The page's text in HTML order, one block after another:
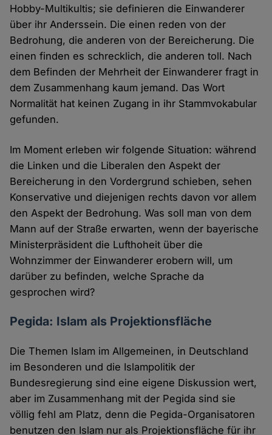
Hobby-Multikultis; sie definieren die Einwanderer
über ihr Anderssein. Die einen reden von der
Bedrohung, die anderen von der Bereicherung. Die
einen finden es schrecklich, die anderen toll. Nach
dem Befinden der Mehrheit der Einwanderer fragt in
dem Zusammenhang kaum jemand. Das Wort
Normalität hat keinen Zugang in ihr Stammvokabular
gefunden.
Im Moment erleben wir folgende Situation: während
die Linken und die Liberalen den Aspekt der
Bereicherung in den Vordergrund schieben, sehen
Konservative und diejenigen rechts davon vor allem
den Aspekt der Bedrohung. Was soll man von dem
Mann auf der Straße erwarten, wenn der bayerische
Ministerpräsident die Lufthoheit über die
Wohnzimmer der Einwanderer erobern will, um
darüber zu befinden, welche Sprache da
gesprochen wird?
Pegida: Islam als Projektionsfläche
Die Themen Islam im Allgemeinen, in Deutschland
im Besonderen und die Islampolitik der
Bundesregierung sind eine eigene Diskussion wert,
aber im Zusammenhang mit der Pegida sind sie
völlig fehl am Platz, denn die Pegida-Organisatoren
benutzen den Islam nur als Projektionsfläche für ihr